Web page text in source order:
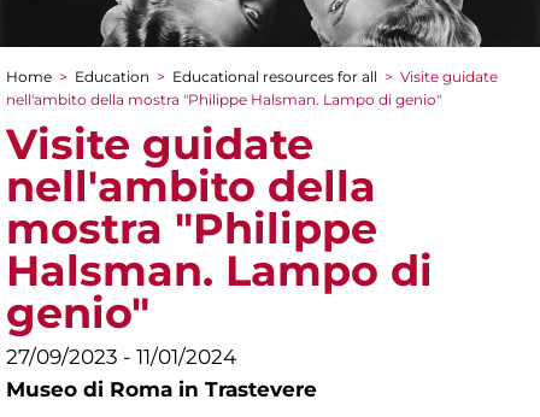
You are here
Home > Education > Educational resources for all > Visite guidate
nell'ambito della mostra "Philippe Halsman. Lampo di genio"
Visite guidate
nell'ambito della
mostra "Philippe
Halsman. Lampo di
genio"
27/09/2023 - 11/01/2024
Museo di Roma in Trastevere